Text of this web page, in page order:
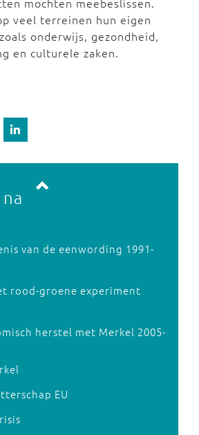
veel terreinen hun eigen
onderwijs, gezondheid,
en culturele zaken.
van de eenwording 1991-
rood-groene experiment
herstel met Merkel 2005-
EU